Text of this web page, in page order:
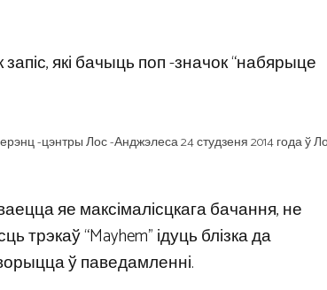
запіс, які бачыць поп -значок “набярыце
-цэнтры Лос -Анджэлеса 24 студзеня 2014 года ў
яе максімалісцкага бачання, не
“Mayhem” ідуць блізка да
ў паведамленні.